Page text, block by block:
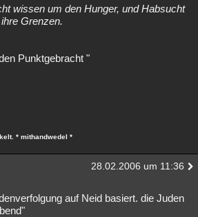
wissen um den Hunger, und Habsucht
Grenzen.
Punktgebracht "
* mithandwedel *
28.02.2006 um 11:36
auf Neid basiert. die Juden